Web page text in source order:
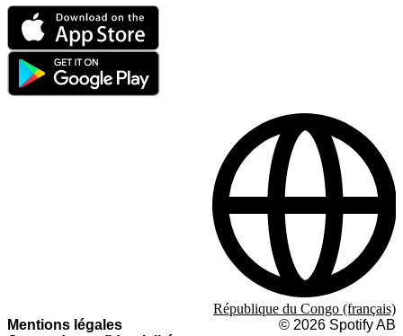
Mentions légales
© 2026 Spotify AB
République du Congo (français)